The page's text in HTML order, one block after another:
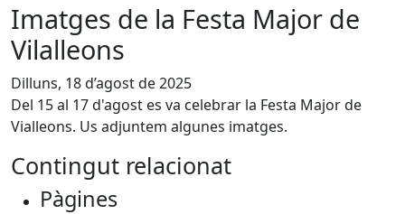
Imatges de la Festa Major de
Vilalleons
Dilluns, 18 d’agost de 2025
Del 15 al 17 d'agost es va celebrar la Festa Major de
Vialleons. Us adjuntem algunes imatges.
Contingut relacionat
Pàgines